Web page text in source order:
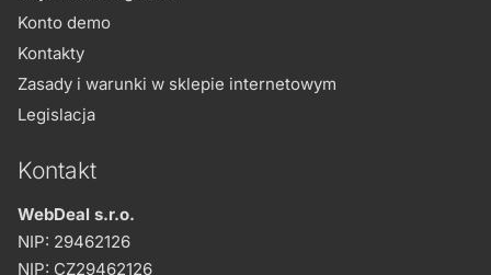
Konto demo
Kontakty
Zasady i warunki w sklepie internetowym
Legislacja
Kontakt
WebDeal s.r.o.
NIP: 29462126
NIP: CZ29462126